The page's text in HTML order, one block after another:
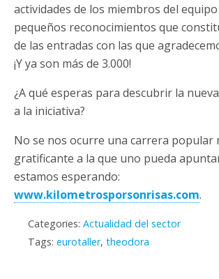
actividades de los miembros del
pequeños reconocimientos que
de las entradas con las que
¡Y ya son más de 3.000!
¿A qué esperas para descubrir la
a la iniciativa?
No se nos ocurre una carrera popular
gratificante a la que uno pueda
estamos esperando:
www.kilometrosporsonrisas.com.
Categories: Actualidad del sector
Tags: eurotaller, theodora